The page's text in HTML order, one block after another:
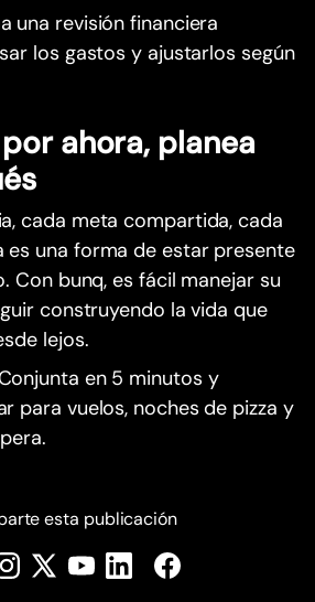
una revisión financiera
los gastos y ajustarlos según
ahora, planea
cada meta compartida, cada
es una forma de estar presente
Con bunq, es fácil manejar su
construyendo la vida que
lejos.
en 5 minutos y
para vuelos, noches de pizza y
esta publicación